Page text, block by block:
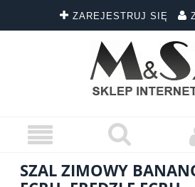
ZAREJESTRUJ SIĘ
SZAL ZIMOWY